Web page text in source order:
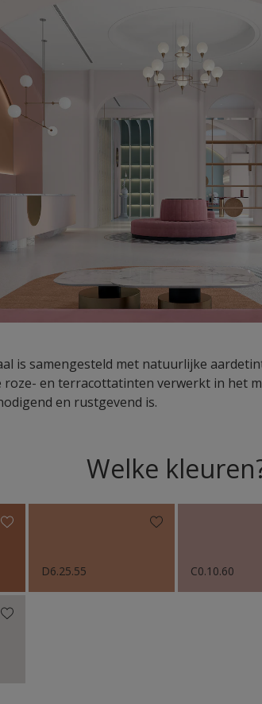
is samengesteld met natuurlijke
roze- en terracottatinten verwerkt in het
en rustgevend is.
Welke
D6.25.55 C0.10.60